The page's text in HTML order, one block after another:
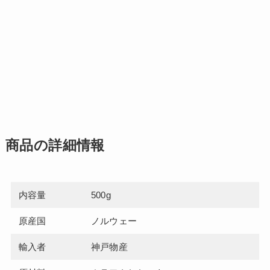
商品の詳細情報
内容量 500g
原産国 ノルウェー
輸入者 神戸物産